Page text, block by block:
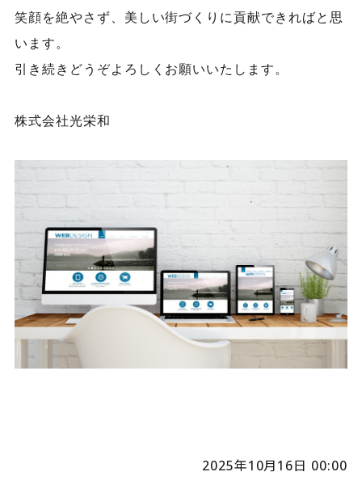
笑顔を絶やさず、美しい街づくりに貢献できればと思
います。
引き続きどうぞよろしくお願いいたします。
株式会社光栄和
2025年10月16日 00:00